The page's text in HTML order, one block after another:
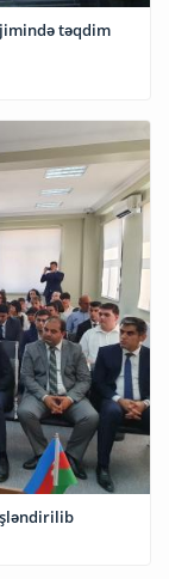
təqdim